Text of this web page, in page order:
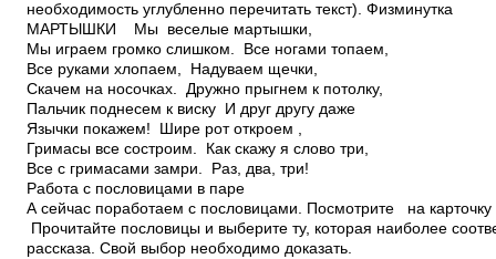
необходимость углубленно перечитать текст). Физминутка
МАРТЫШКИ Мы ­ веселые мартышки,
Мы играем громко слишком. Все ногами топаем,
Все руками хлопаем, Надуваем щечки,
Скачем на носочках. Дружно прыгнем к потолку,
Пальчик поднесем к виску И друг другу даже
Язычки покажем! Шире рот откроем ,
Гримасы все состроим. Как скажу я слово три,
Все с гримасами замри. Раз, два, три!
Работа с пословицами в паре
А сейчас поработаем с пословицами. Посмотрите на
Прочитайте пословицы и выберите ту, которая наиболее
рассказа. Свой выбор необходимо доказать.